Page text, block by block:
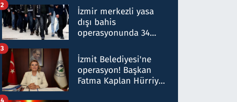
hakkında gözaltı kararı
İzmir merkezli yasa
dışı bahis
operasyonunda 34
Milyar liralık para
trafiği tespit edildi
2
İzmit Belediyesi'ne
operasyon! Başkan
Fatma Kaplan Hürriyet
3
4